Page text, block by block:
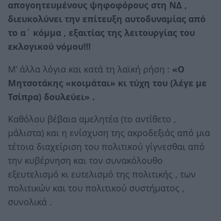
απογοητευμένους ψηφοφόρους στη ΝΔ ,
διευκολύνει την επίτευξη αυτοδυναμίας από
το α΄ κόμμα , εξαιτίας της λειτουργίας του
εκλογικού νόμου!!!
Μ’ άλλα λόγια και κατά τη λαϊκή ρήση : «Ο
Μητσοτάκης «κοιμάται» κι τύχη του (λέγε με
Τσίπρα) δουλεύει» .
Καθόλου βέβαια αμελητέα (το αντίθετο ,
μάλιστα) και η ενίσχυση της ακροδεξιάς από μια
τέτοια διαχείριση του πολιτικού γίγνεσθαι από
την κυβέρνηση και τον συνακόλουθο
εξευτελισμό κι ευτελισμό της πολιτικής , των
πολιτικών και του πολιτικού συστήματος ,
συνολικά .